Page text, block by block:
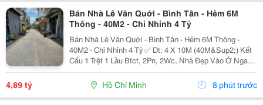
Bán Nhà Lê Văn Quới - Bình Tân - Hẻm 6M
Thông - 40M2 - Chỉ Nhỉnh 4 Tỷ
Bán Nhà Lê Văn Quới - Bình Tân - Hẻm 6M Thông -
40M2 - Chỉ Nhỉnh 4 Tỷ ✅ Dt: 4 X 10M (40M&Sup2;) Kết
Cấu 1 Trệt 1 Lầu Btct, 2Pn, 2Wc, Nhà Đẹp Vào Ở Ngay.
Hẻm Xe Tải 6M Thông, Chỉ 1 Xẹt, Sát Mặt Tiền. Vị Trí
Đẹp, Kết Nối Thoại Ngọc Hầu - Phan...
4,89 tỷ Hồ Chí Minh 8 phút trước